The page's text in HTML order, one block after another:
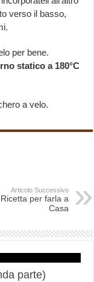
verso il basso,
per bene.
statico a 180°C
a velo.
Articolo Successivo
per farla a
Casa
parte)